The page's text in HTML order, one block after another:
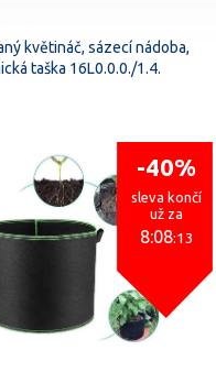
květináč, sázecí nádoba,
taška 16L0.0.0./1.4.
-40%
sleva končí
už za
8:08:11